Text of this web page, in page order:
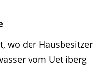
wo der Hausbesitzer
vom Uetliberg